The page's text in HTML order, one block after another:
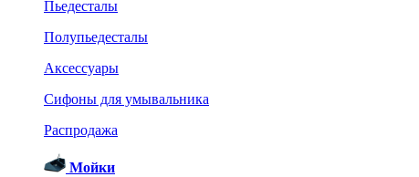
Пьедесталы
Полупьедесталы
Аксессуары
Сифоны для умывальника
Распродажа
Мойки